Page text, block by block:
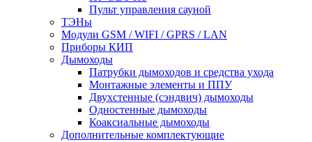
Пульт управления сауной
ТЭНы
Модули GSM / WIFI / GPRS / LAN
Приборы КИП
Дымоходы
Патрубки дымоходов и средства ухода
Монтажные элементы и ППУ
Двухстенные (сэндвич) дымоходы
Одностенные дымоходы
Коаксиальные дымоходы
Дополнительные комплектующие